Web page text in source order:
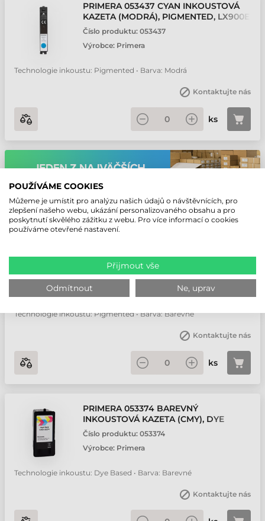
PRIMERA 053437 CYAN INKOUSTOVÁ
KAZETA (MODRÁ), PIGMENTED, LX900E
Číslo produktu: 053437
Výrobce: Primera
Technologie inkoustu: Pigmented • Barva: Modrá
Kontaktujte nás
ks
INKOUSTOVÁ KAZETA (CMY),
PIGMENTED, LX600E, LX610E
Číslo produktu:053495
Výrobce:
Technologie inkoustu: Pigmented • Barva: Barevné
Kontaktujte nás
ks
PRIMERA 053374 BAREVNÝ
INKOUSTOVÁ KAZETA (CMY), DYE
BASED, LX500E, LX500EC
Číslo produktu: 053374
Výrobce: Primera
Technologie inkoustu: Dye Based • Barva: Barevné
Kontaktujte nás
POUŽÍVÁME COOKIES
Můžeme je umístit pro analýzu našich údajů o návštěvnících, pro
zlepšení našeho webu, ukázání personalizovaného obsahu a pro
poskytnutí skvělého zážitku z webu. Pro více informací o cookies
používáme otevřené nastavení.
Přijmout vše
Odmítnout Ne, uprav